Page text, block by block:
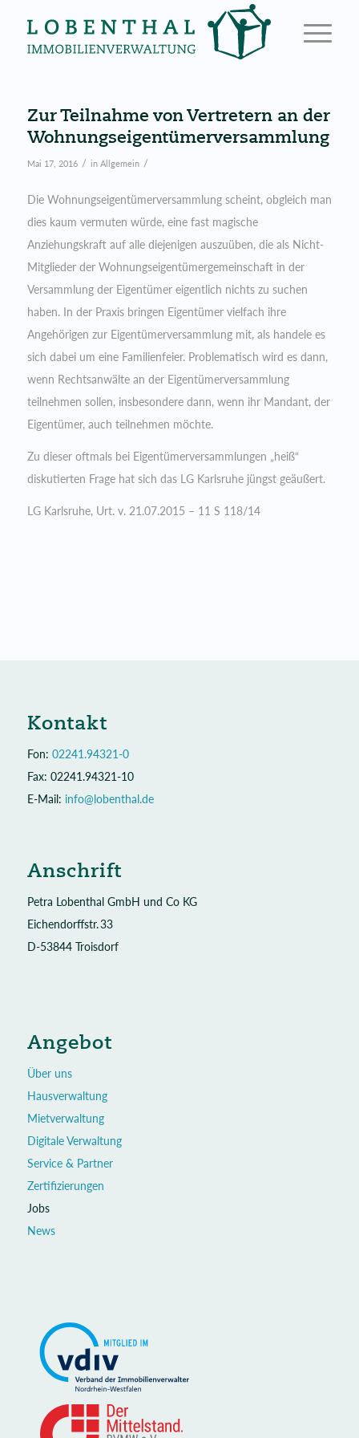
Zur Teilnahme von Vertretern an der
Wohnungseigentümerversammlung
Mai 17, 2016 / in Allgemein /
Die Wohnungseigentümerversammlung scheint, obgleich man
dies kaum vermuten würde, eine fast magische
Anziehungskraft auf alle diejenigen auszuüben, die als Nicht-
Mitglieder der Wohnungseigentümergemeinschaft in der
Versammlung der Eigentümer eigentlich nichts zu suchen
haben. In der Praxis bringen Eigentümer vielfach ihre
Angehörigen zur Eigentümerversammlung mit, als handele es
sich dabei um eine Familienfeier. Problematisch wird es dann,
wenn Rechtsanwälte an der Eigentümerversammlung
teilnehmen sollen, insbesondere dann, wenn ihr Mandant, der
Eigentümer, auch teilnehmen möchte.
Zu dieser oftmals bei Eigentümerversammlungen „heiß“
diskutierten Frage hat sich das LG Karlsruhe jüngst geäußert.
LG Karlsruhe, Urt. v. 21.07.2015 – 11 S 118/14
Kontakt
Fon: 02241.94321-0
Fax: 02241.94321-10
E-Mail: info@lobenthal.de
Anschrift
Petra Lobenthal GmbH und Co KG
Eichendorffstr. 33
D-53844 Troisdorf
Angebot
Über uns
Hausverwaltung
Mietverwaltung
Digitale Verwaltung
Service & Partner
Zertifizierungen
Jobs
News